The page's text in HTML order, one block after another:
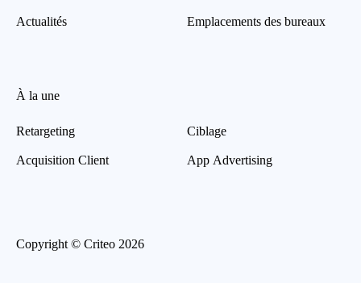
Actualités Emplacements des bureaux
À la une
Retargeting
Acquisition Client
Ciblage
App Advertising
Copyright © Criteo 2026